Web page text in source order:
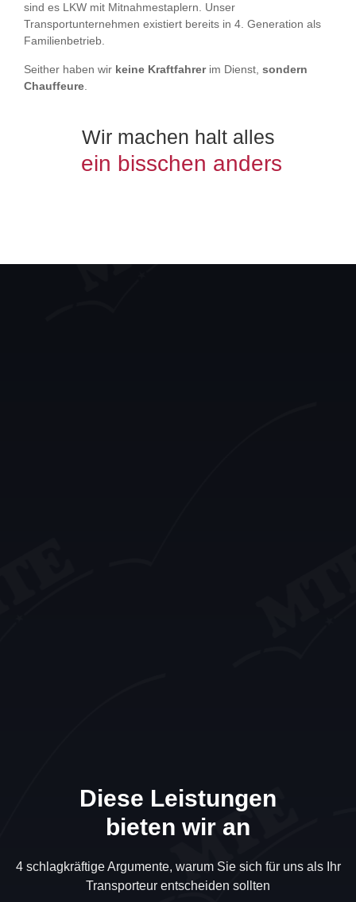
sind es LKW mit Mitnahmestaplern. Unser
Transportunternehmen existiert bereits in 4. Generation als
Familienbetrieb.
Seither haben wir keine Kraftfahrerim Dienst, sondern
Chauffeure
Wir machen halt alles
ein bisschen anders
Diese Leistungen
bieten wir an
4 schlagkräftige Argumente, warum Sie sich für uns als Ihr
Transporteur entscheiden sollten